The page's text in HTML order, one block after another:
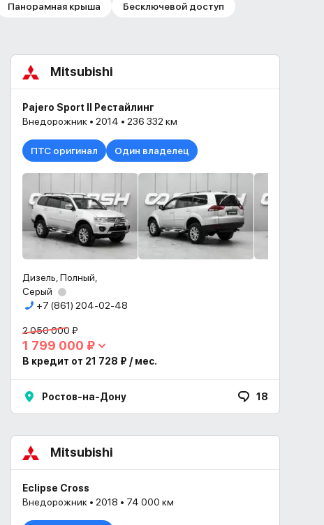
Панорамная крыша Бесключевой доступ
Mitsubishi
Pajero Sport II Рестайлинг
Внедорожник • 2014 • 236 332 км
ПТС оригинал Один владелец
Дизель, Полный,
Серый
+7 (861) 204-02-48
2 050 000 ₽
1 799 000 ₽
В кредит от 21 728 ₽ / мес.
Ростов-на-Дону 18
Mitsubishi
Eclipse Cross
Внедорожник • 2018 • 74 000 км